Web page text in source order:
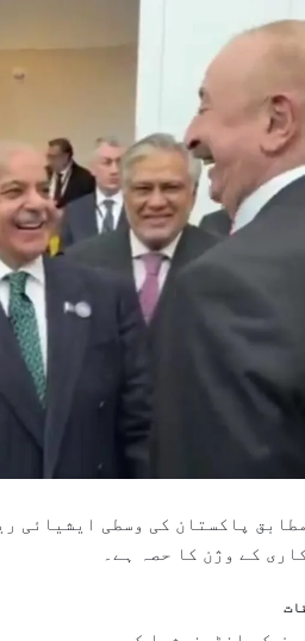
پاکستان کی وسطی ایشیائی
کے وژن کا حصہ ہے۔